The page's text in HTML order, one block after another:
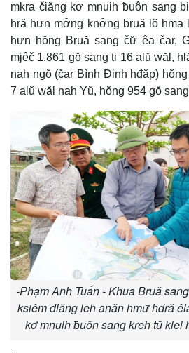
mkra čiăng kơ mnuih ƀuôn sang
hră hưn mơ̆ng knơ̆ng bruă lŏ hma
hưn hŏng Bruă sang čư̆ êa čar,
mjêč 1.861 gŏ sang ti 16 alŭ wăl,
nah ngŏ (čar Bình Định hđăp)
7 alŭ wăl nah Yŭ, hŏng 954 gŏ
-Phạm Anh Tuấn - Khua Bruă
ksiêm dlăng leh anăn hmư̆ hdră
kơ mnuih ƀuôn sang kreh tŭ klei